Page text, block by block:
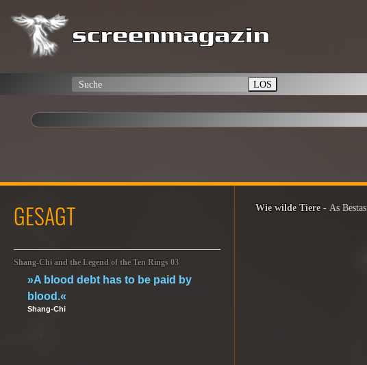
LOS
Wie wilde Tiere- As Bestas
GESAGT
Shang-Chi and the Legend of the Ten Rings 03
»A blood debt has to be paid by
blood.«
Shang-Chi